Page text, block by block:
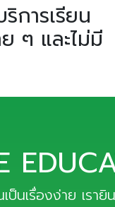
ารเรียน
ๆ และไม่มี
ป็นเรื่องง่าย เรา